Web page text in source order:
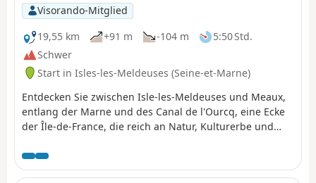
Visorando-Mitglied
19,55 km
+91 m -104 m
5:50 Std.
Schwer
Start in Isles-les-Meldeuses (Seine-et-Marne)
Entdecken Sie zwischen Isle-les-Meldeuses und Meaux,
entlang der Marne und des Canal de l'Ourcq, eine Ecke
der Île-de-France, die reich an Natur, Kulturerbe und
Naturschutzgebiet.